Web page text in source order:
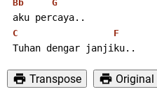
Bb G
aku percaya..
C F
Tuhan dengar janjiku..
Transpose
Original